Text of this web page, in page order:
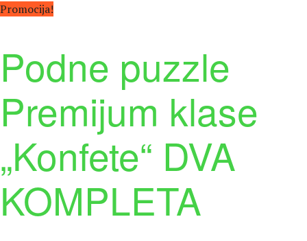
Promocija!
Podne puzzle
Premijum klase
„Konfete“ DVA
KOMPLETA